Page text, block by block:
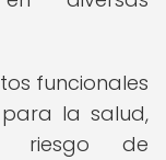
funcionales
la salud,
riesgo de